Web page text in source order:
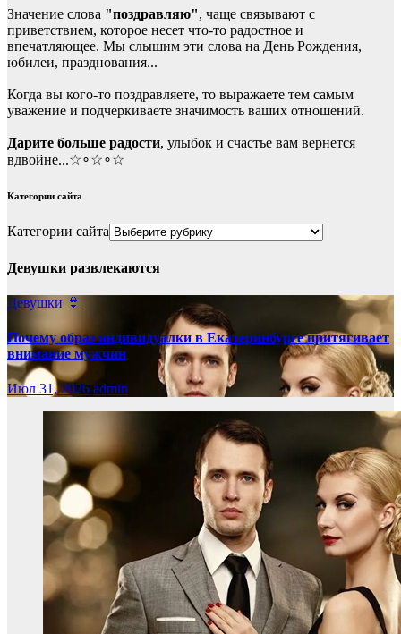
Значение слова "поздравляю", чаще связывают с
приветствием, которое несет что-то радостное и
впечатляющее. Мы слышим эти слова на День Рождения,
юбилеи, празднования...
Когда вы кого-то поздравляете, то выражаете тем самым
уважение и подчеркиваете значимость ваших отношений.
Дарите больше радости, улыбок и счастье вам вернется
вдвойне...☆∘☆∘☆
Категории сайта
Категории сайта
Девушки развлекаются
Девушки 👙
Почему образ индивидуалки в Екатеринбурге притягивает
внимание мужчин
Июл 31, 2026 admin